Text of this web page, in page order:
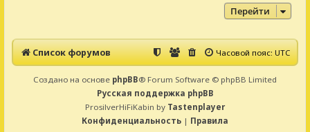
Перейти
Список форумов Часовой пояс:UTC
Создано на основе phpBB® Forum Software © phpBB Limited
Русская поддержка phpBB
ProsilverHiFiKabin by Tastenplayer
Конфиденциальность | Правила